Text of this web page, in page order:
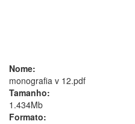
Nome:
monografia v 12.pdf
Tamanho:
1.434Mb
Formato: